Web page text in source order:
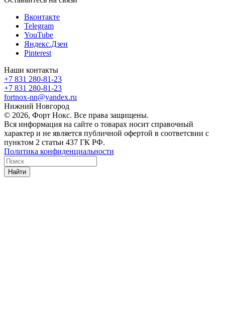
Вконтакте
Telegram
YouTube
Яндекс.Дзен
Pinterest
Наши контакты
+7 831 280-81-23
+7 831 280-81-23
fortnox-nn@yandex.ru
Нижний Новгород
© 2026, Форт Нокс. Все права защищены.
Вся информация на сайте о товарах носит справочный
характер и не является публичной офертой в соответсвии с
пунктом 2 статьи 437 ГК РФ.
Политика конфиденциальности
Найти